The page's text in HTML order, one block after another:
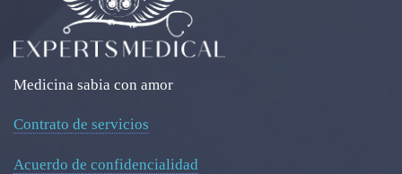
Medicina sabia con amor
Contrato de servicios
Acuerdo de confidencialidad